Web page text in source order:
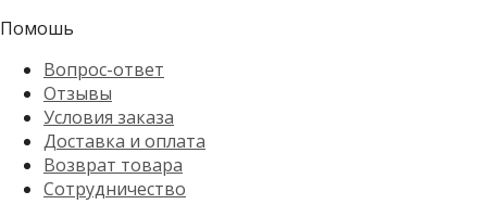
Помошь
Вопрос-ответ
Отзывы
Условия заказа
Доставка и оплата
Возврат товара
Сотрудничество